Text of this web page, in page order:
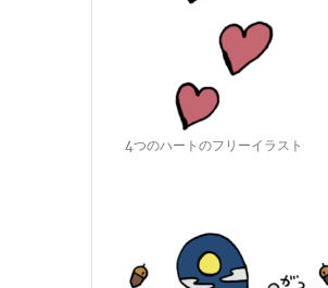
4つのハートのフリーイラスト